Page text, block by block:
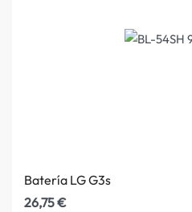
Batería LG G3s
26,75€